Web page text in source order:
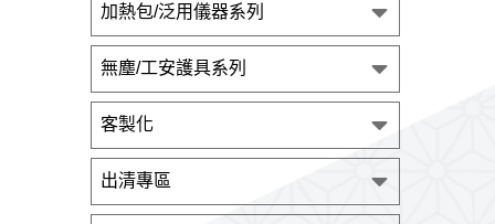
加熱包/泛用儀器系列
無塵/工安護具系列
客製化
出清專區